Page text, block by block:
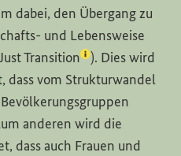
dabei, den Übergang zu
und Lebensweise
Just Transition(Lexikon-
). Dies wird
dass vom Strukturwandel
anderen wird die
dass auch Frauen und